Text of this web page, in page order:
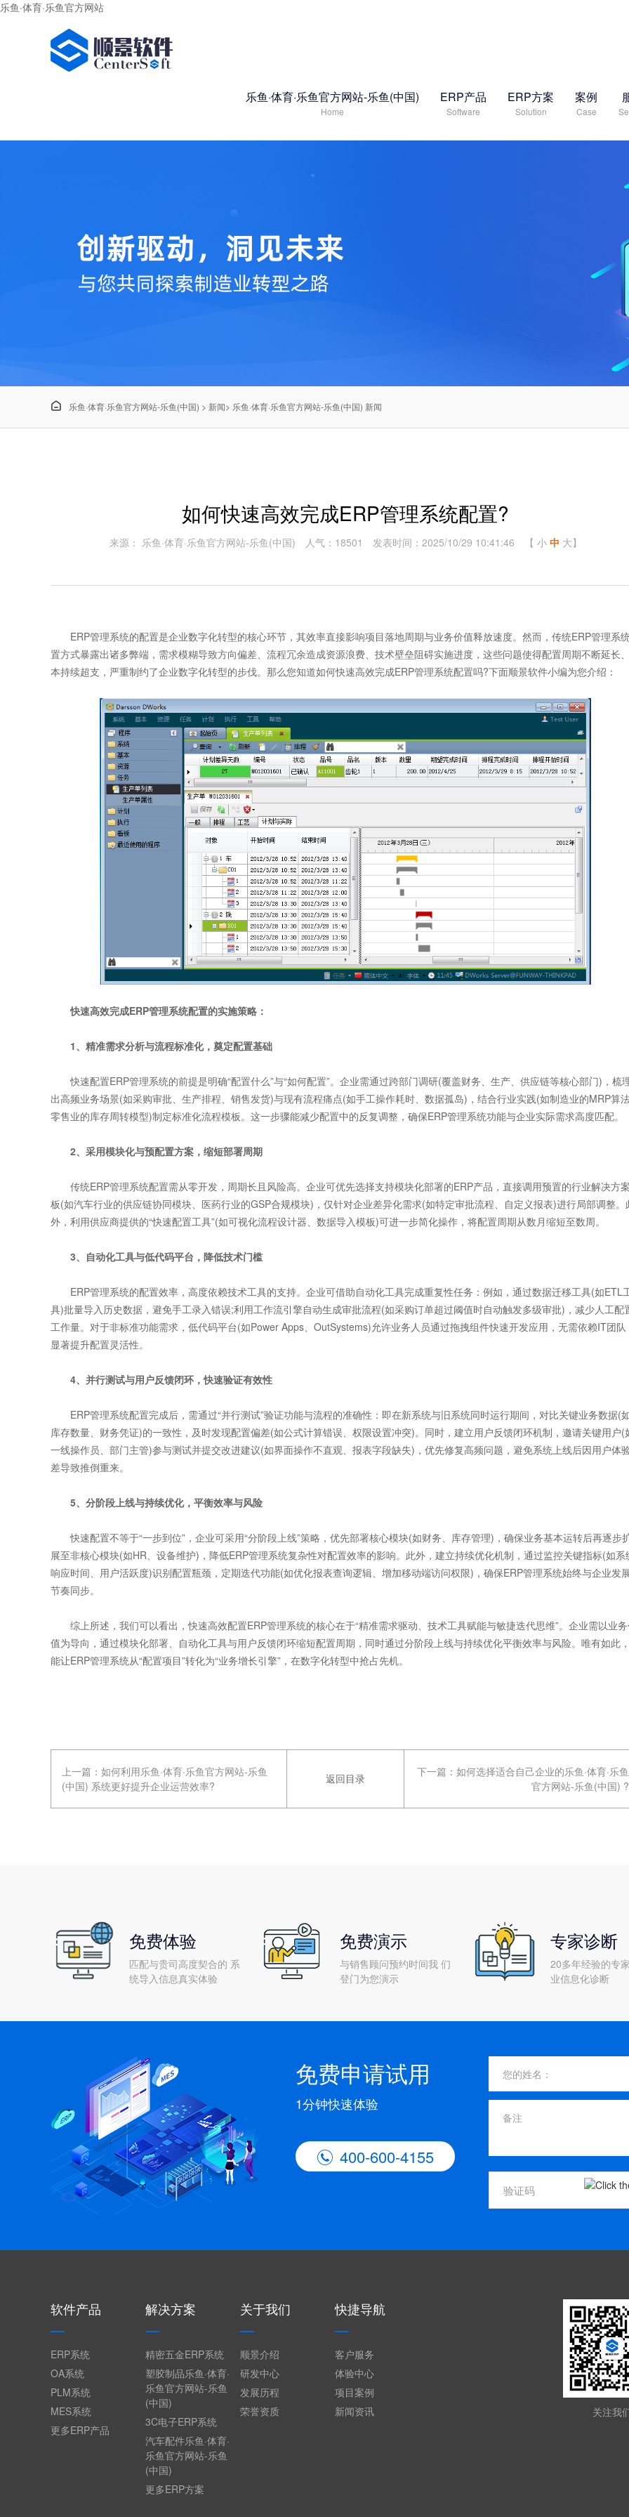
乐鱼·体育·乐鱼官方网站
乐鱼·体育·乐鱼官方网站-乐鱼(中国)
Home
ERP产品
Software
ERP方案
Solution
案例
Case
 乐鱼·体育·乐鱼官方网站-乐鱼(中国) > 新闻> 乐鱼·体育·乐鱼官方网站-乐鱼(中国) 新闻
如何快速高效完成ERP管理系统配置?
来源： 乐鱼·体育·乐鱼官方网站-乐鱼(中国) 人气：18501 发表时间：2025/10/29 10:41:46 【 小 中 大】
ERP管理系统的配置是企业数字化转型的核心环节，其效率直接影响项目落地周期与业务价值释放速度。然而，传统ERP管理系
置方式暴露出诸多弊端，需求模糊导致方向偏差、流程冗余造成资源浪费、技术壁垒阻碍实施进度，这些问题使得配置周期不断延长
本持续超支，严重制约了企业数字化转型的步伐。那么您知道如何快速高效完成ERP管理系统配置吗?下面顺景软件小编为您介绍：
快速高效完成ERP管理系统配置的实施策略：
1、精准需求分析与流程标准化，奠定配置基础
快速配置ERP管理系统的前提是明确“配置什么”与“如何配置”。企业需通过跨部门调研(覆盖财务、生产、供应链等核心部门)，梳
出高频业务场景(如采购审批、生产排程、销售发货)与现有流程痛点(如手工操作耗时、数据孤岛)，结合行业实践(如制造业的MRP算
零售业的库存周转模型)制定标准化流程模板。这一步骤能减少配置中的反复调整，确保ERP管理系统功能与企业实际需求高度匹配。
2、采用模块化与预配置方案，缩短部署周期
传统ERP管理系统配置需从零开发，周期长且风险高。企业可优先选择支持模块化部署的ERP产品，直接调用预置的行业解决方
板(如汽车行业的供应链协同模块、医药行业的GSP合规模块)，仅针对企业差异化需求(如特定审批流程、自定义报表)进行局部调整。
外，利用供应商提供的“快速配置工具”(如可视化流程设计器、数据导入模板)可进一步简化操作，将配置周期从数月缩短至数周。
3、自动化工具与低代码平台，降低技术门槛
ERP管理系统的配置效率，高度依赖技术工具的支持。企业可借助自动化工具完成重复性任务：例如，通过数据迁移工具(如ETL
具)批量导入历史数据，避免手工录入错误;利用工作流引擎自动生成审批流程(如采购订单超过阈值时自动触发多级审批)，减少人工配
工作量。对于非标准功能需求，低代码平台(如Power Apps、OutSystems)允许业务人员通过拖拽组件快速开发应用，无需依赖IT团队
显著提升配置灵活性。
4、并行测试与用户反馈闭环，快速验证有效性
ERP管理系统配置完成后，需通过“并行测试”验证功能与流程的准确性：即在新系统与旧系统同时运行期间，对比关键业务数据(
库存数量、财务凭证)的一致性，及时发现配置偏差(如公式计算错误、权限设置冲突)。同时，建立用户反馈闭环机制，邀请关键用户(
一线操作员、部门主管)参与测试并提交改进建议(如界面操作不直观、报表字段缺失)，优先修复高频问题，避免系统上线后因用户体
差导致推倒重来。
5、分阶段上线与持续优化，平衡效率与风险
快速配置不等于“一步到位”，企业可采用“分阶段上线”策略，优先部署核心模块(如财务、库存管理)，确保业务基本运转后再逐步
展至非核心模块(如HR、设备维护)，降低ERP管理系统复杂性对配置效率的影响。此外，建立持续优化机制，通过监控关键指标(如系
响应时间、用户活跃度)识别配置瓶颈，定期迭代功能(如优化报表查询逻辑、增加移动端访问权限)，确保ERP管理系统始终与企业发
节奏同步。
综上所述，我们可以看出，快速高效配置ERP管理系统的核心在于“精准需求驱动、技术工具赋能与敏捷迭代思维”。企业需以业
值为导向，通过模块化部署、自动化工具与用户反馈闭环缩短配置周期，同时通过分阶段上线与持续优化平衡效率与风险。唯有如此
能让ERP管理系统从“配置项目”转化为“业务增长引擎”，在数字化转型中抢占先机。
上一篇： 如何利用乐鱼·体育·乐鱼官方网站-乐鱼
(中国) 系统更好提升企业运营效率?
返回目录 下一篇： 如何选择适合自己企业的乐鱼·体育·乐鱼
官方网站-乐鱼(中国) ?
免费体验
匹配与贵司高度契合的 系
统导入信息真实体验
免费演示
与销售顾问预约时间我 们
登门为您演示
专家诊断
20多年经验的专
业信息化诊断
免费申请试用
1分钟快速体验
 400-600-4155
软件产品
ERP系统
OA系统
PLM系统
MES系统
更多ERP产品
解决方案
精密五金ERP系统
塑胶制品乐鱼·体育·
乐鱼官方网站-乐鱼
(中国)
3C电子ERP系统
汽车配件乐鱼·体育·
乐鱼官方网站-乐鱼
(中国)
更多ERP方案
关于我们
顺景介绍
研发中心
发展历程
荣誉资质
快捷导航
客户服务
体验中心
项目案例
新闻资讯
关注我